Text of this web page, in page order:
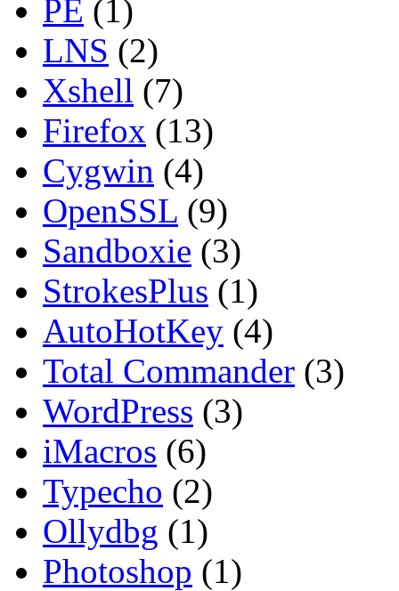
PE (1)
LNS (2)
Xshell (7)
Firefox (13)
Cygwin (4)
OpenSSL (9)
Sandboxie (3)
StrokesPlus (1)
AutoHotKey (4)
Total Commander (3)
WordPress (3)
iMacros (6)
Typecho (2)
Ollydbg (1)
Photoshop (1)